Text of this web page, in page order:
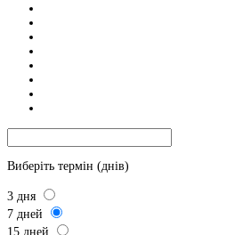
Виберіть термін (днів)
3 дня
7 дней
15 дней